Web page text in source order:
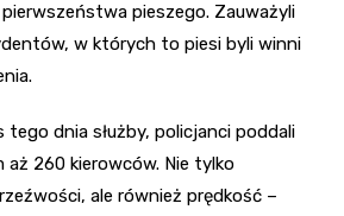
pieszego. Zauważyli
w których to piesi byli winni
dnia służby, policjanci poddali
aż 260 kierowców. Nie tylko
ale również prędkość –